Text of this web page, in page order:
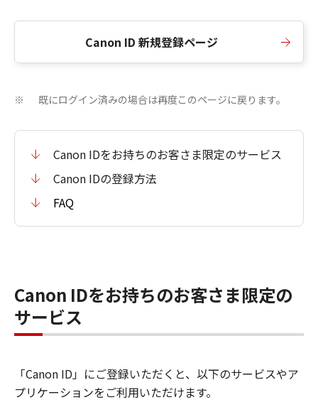
Canon ID 新規登録ページ
※ 既にログイン済みの場合は再度このページに戻ります。
Canon IDをお持ちのお客さま限定のサービス
Canon IDの登録方法
FAQ
Canon IDをお持ちのお客さま限定の
サービス
「Canon ID」にご登録いただくと、以下のサービスやア
プリケーションをご利用いただけます。